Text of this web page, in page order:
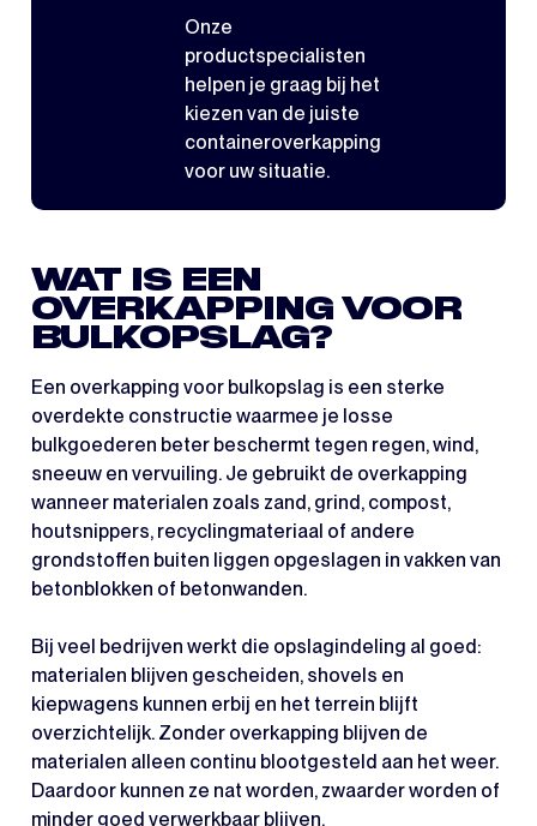
Onze
productspecialisten
helpen je graag bij het
kiezen van de juiste
containeroverkapping
voor uw situatie.
WAT IS EEN
OVERKAPPING VOOR
BULKOPSLAG?
Een overkapping voor bulkopslag is een sterke
overdekte constructie waarmee je losse
bulkgoederen beter beschermt tegen regen, wind,
sneeuw en vervuiling. Je gebruikt de overkapping
wanneer materialen zoals zand, grind, compost,
houtsnippers, recyclingmateriaal of andere
grondstoffen buiten liggen opgeslagen in vakken van
betonblokken of betonwanden.
Bij veel bedrijven werkt die opslagindeling al goed:
materialen blijven gescheiden, shovels en
kiepwagens kunnen erbij en het terrein blijft
overzichtelijk. Zonder overkapping blijven de
materialen alleen continu blootgesteld aan het weer.
Daardoor kunnen ze nat worden, zwaarder worden of
minder goed verwerkbaar blijven.